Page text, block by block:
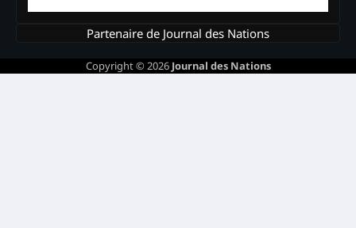
Partenaire de Journal des Nations
Copyright © 2026 Journal des Nations